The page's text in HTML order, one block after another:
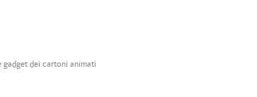
dei cartoni animati